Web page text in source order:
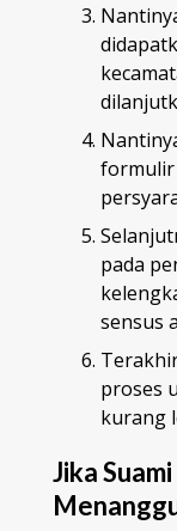
formulir
pada
sensus
proses
kurang
Jika